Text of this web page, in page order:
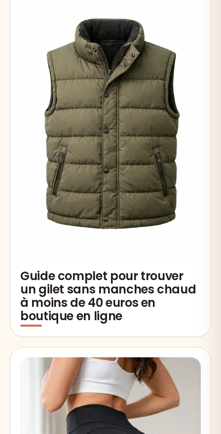
Guide complet pour trouver
un gilet sans manches chaud
à moins de 40 euros en
boutique en ligne